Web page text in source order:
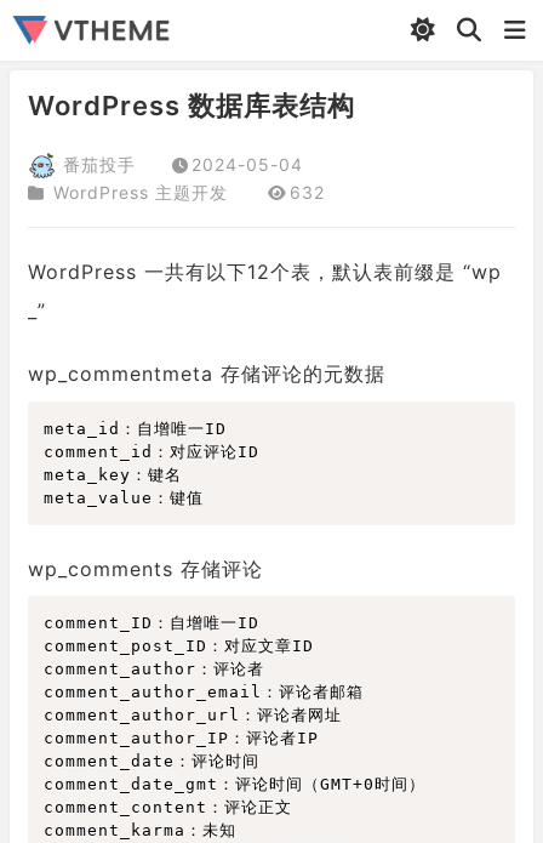
WordPress 数据库表结构
番茄投手
2024-05-04
WordPress 主题开发
632
WordPress 一共有以下12个表，默认表前缀是 “wp
_”
wp_commentmeta 存储评论的元数据
meta_id：自增唯一ID
comment_id：对应评论ID
meta_key：键名
wp_comments 存储评论
comment_ID：自增唯一ID
comment_post_ID：对应文章ID
comment_author：评论者
comment_author_email：评论者邮箱
comment_author_url：评论者网址
comment_author_IP：评论者IP
comment_date：评论时间
comment_date_gmt：评论时间（GMT+0 时间）
comment_content：评论正文
comment_karma：未知